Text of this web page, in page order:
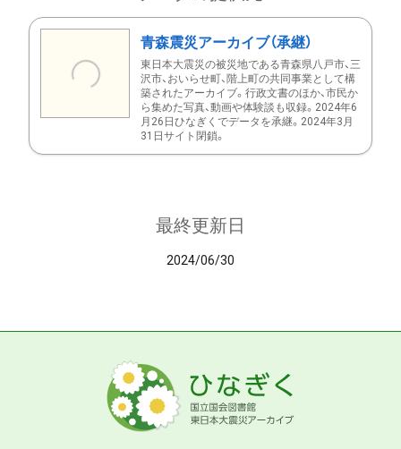
青森震災アーカイブ（承継）
東日本大震災の被災地である青森県八戸市、三
沢市、おいらせ町、階上町の共同事業として構
築されたアーカイブ。行政文書のほか、市民か
ら集めた写真、動画や体験談も収録。2024年6
月26日ひなぎくでデータを承継。2024年3月
31日サイト閉鎖。
最終更新日
2024/06/30